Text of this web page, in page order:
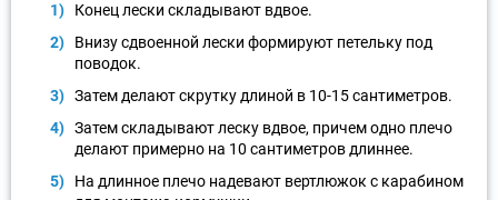
Конец лески складывают вдвое.
Внизу сдвоенной лески формируют петельку под
поводок.
Затем делают скрутку длиной в 10-15 сантиметров.
Затем складывают леску вдвое, причем одно плечо
делают примерно на 10 сантиметров длиннее.
На длинное плечо надевают вертлюжок с карабином